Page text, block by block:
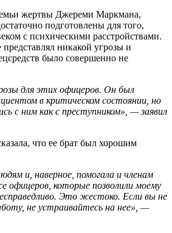
жертвы Джереми Маркмана,
подготовлены для того,
с психическими расстройствами.
никакой угрозы и
было совершенно не
для этих офицеров. Он был
в критическом состоянии, но
с ним как с преступником», — заявил
что ее брат был хорошим
и, наверное, помогала и членам
офицеров, которые позволили моему
Это жестоко. Если вы не
не устраивайтесь на нее», —